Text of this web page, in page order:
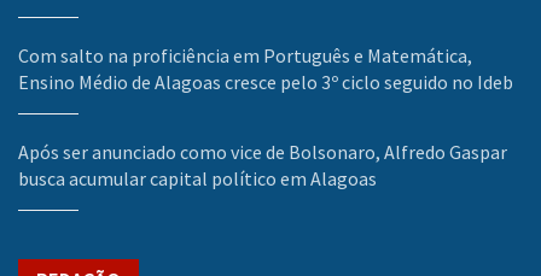
Com salto na proficiência em Português e Matemática,
Ensino Médio de Alagoas cresce pelo 3º ciclo seguido no Ideb
Após ser anunciado como vice de Bolsonaro, Alfredo Gaspar
busca acumular capital político em Alagoas